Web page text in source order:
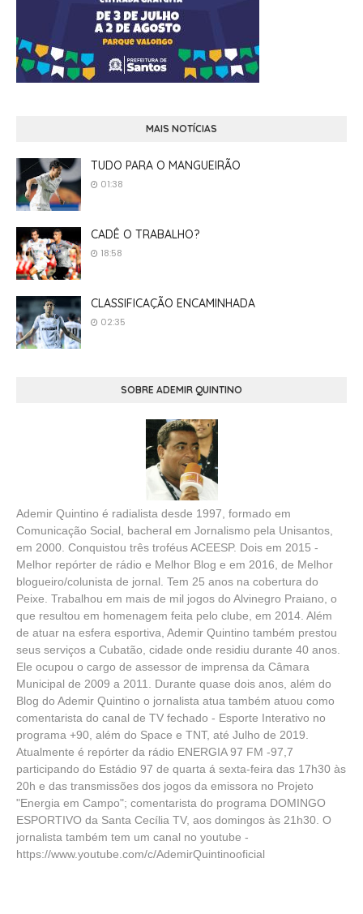
MAIS NOTÍCIAS
TUDO PARA O MANGUEIRÃO
01:38
CADÊ O TRABALHO?
18:58
CLASSIFICAÇÃO ENCAMINHADA
02:35
SOBRE ADEMIR QUINTINO
Ademir Quintino é radialista desde 1997, formado em
Comunicação Social, bacheral em Jornalismo pela Unisantos,
em 2000. Conquistou três troféus ACEESP. Dois em 2015 -
Melhor repórter de rádio e Melhor Blog e em 2016, de Melhor
blogueiro/colunista de jornal. Tem 25 anos na cobertura do
Peixe. Trabalhou em mais de mil jogos do Alvinegro Praiano, o
que resultou em homenagem feita pelo clube, em 2014. Além
de atuar na esfera esportiva, Ademir Quintino também prestou
seus serviços a Cubatão, cidade onde residiu durante 40 anos.
Ele ocupou o cargo de assessor de imprensa da Câmara
Municipal de 2009 a 2011. Durante quase dois anos, além do
Blog do Ademir Quintino o jornalista atua também atuou como
comentarista do canal de TV fechado - Esporte Interativo no
programa +90, além do Space e TNT, até Julho de 2019.
Atualmente é repórter da rádio ENERGIA 97 FM -97,7
participando do Estádio 97 de quarta á sexta-feira das 17h30 às
20h e das transmissões dos jogos da emissora no Projeto
"Energia em Campo"; comentarista do programa DOMINGO
ESPORTIVO da Santa Cecília TV, aos domingos às 21h30. O
jornalista também tem um canal no youtube -
https://www.youtube.com/c/AdemirQuintinooficial